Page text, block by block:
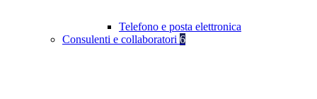
Telefono e posta elettronica
Consulenti e collaboratori 6